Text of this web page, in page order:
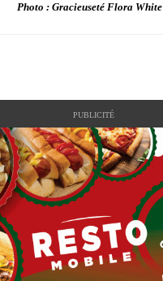
Photo : Gracieuseté Flora White
PUBLICITÉ